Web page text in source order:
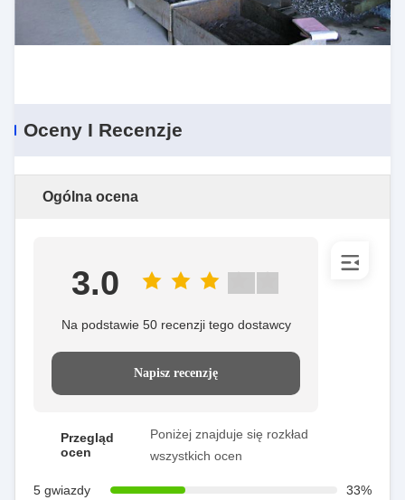
Oceny I Recenzje
Ogólna ocena
3.0
Na podstawie 50 recenzji tego dostawcy
Napisz recenzję
Przegląd
ocen
Poniżej znajduje się rozkład
wszystkich ocen
5 gwiazdy
33%